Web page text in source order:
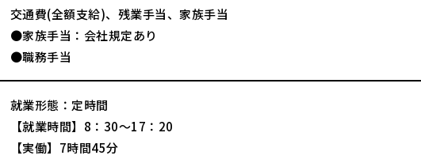
交通費(全額支給)、残業手当、家族手当
●家族手当：会社規定あり
●職務手当
就業形態：定時間
【就業時間】8：30～17：20
【実働】7時間45分